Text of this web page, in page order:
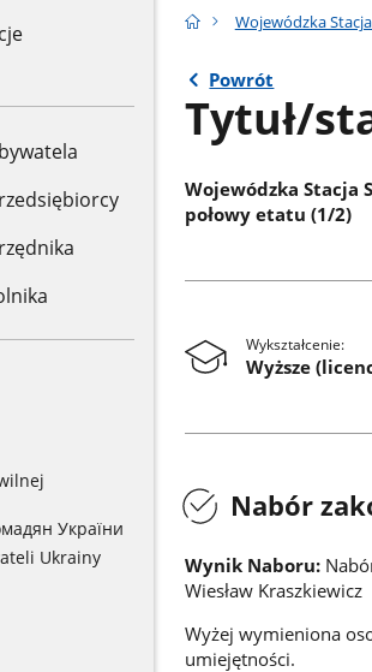
України
Ukrainy
Wojewódzka
Powrót
Tytuł/
Wojewódzka Stacja
połowy etatu (1/2)
Wykształcenie:
Wyższe
Nabór
Wynik Naboru:
Wiesław Kraszkiewicz
Wyżej wymieniona
umiejętności.